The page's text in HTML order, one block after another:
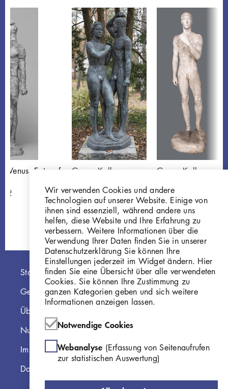
Venus, Entwurf
Georg Kolbe
P174
Georg Kolbe
Gi446
Hauptnavigation
Startseite
Georg Kolbe Museum
Über die Online Sammlung
Nutzungshinweise
Impressum
Datenschutzerklärung
Wir verwenden Cookies und andere
Technologien auf unserer Website. Einige von
ihnen sind essenziell, während andere uns
helfen, diese Website und Ihre Erfahrung zu
verbessern. Weitere Informationen über die
Verwendung Ihrer Daten finden Sie in unserer
Datenschutzerklärung Sie können Ihre
Einstellungen jederzeit im Widget ändern. Hier
finden Sie eine Übersicht über alle verwendeten
Cookies. Sie können Ihre Zustimmung zu
ganzen Kategorien geben und sich weitere
Informationen anzeigen lassen.
Notwendige Cookies
Webanalyse (Erfassung von Seitenaufrufen
zur statistischen Auswertung)